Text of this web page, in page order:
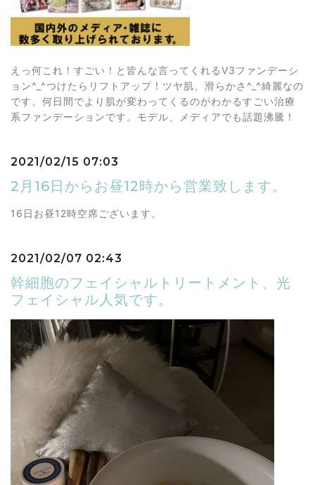
えっ何これ！すごい！と皆んな言ってくれるV3ファンデーシ
ョン^_^つけたらリフトアップ！ツヤ肌、滑らかさ^_^綺麗なの
です。何日間でより肌が変わってくるのがわかるすごい治療
系ファンデーションです。モデル、メディアでも話題沸騰！
2021/02/15 07:03
2月16日からお昼12時から営業致します。
16日お昼12時空席ございます。
2021/02/07 02:43
幹細胞のフェイシャルトリートメント、光
フェイシャル人気です。